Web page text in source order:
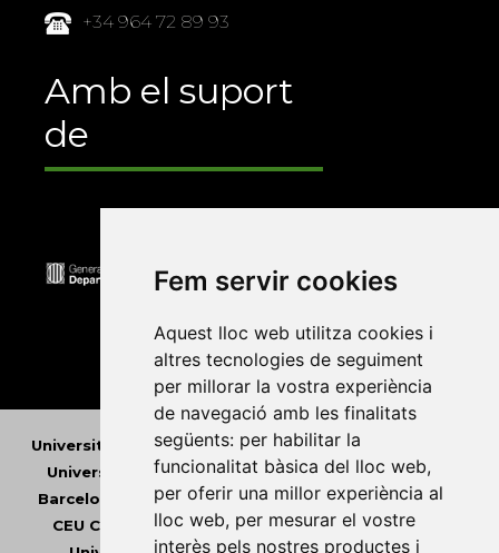
Fem servir cookies
Aquest lloc web utilitza cookies i
altres tecnologies de seguiment
per millorar la vostra experiència
de navegació amb les finalitats
següents: per habilitar la
funcionalitat bàsica del lloc web,
per oferir una millor experiència al
lloc web, per mesurar el vostre
interès pels nostres productes i
+34 964 72 89 93
Amb el suport
de
Universitat Abat Oliba CEU•Universitat d'Alacant
Universitat d'Andorra•Universitat Autònoma de
Barcelona
Universitat de Barcelona• Universitat
CEU Cardenal Herrera•Universitat de Girona